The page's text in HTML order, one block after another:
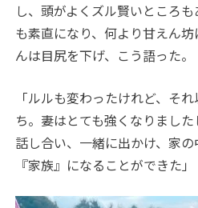
し、頭がよくズル賢いところ
も素直になり、何より甘えん
んは目尻を下げ、こう語った。
「ルルも変わったけれど、そ
ち。妻はとても強くなりました
話し合い、一緒に出かけ、家の
『家族』になることができた」